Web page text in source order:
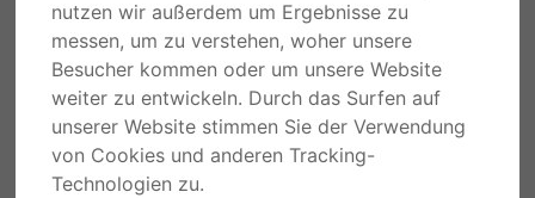
nutzen wir außerdem um Ergebnisse zu
messen, um zu verstehen, woher unsere
Besucher kommen oder um unsere Website
weiter zu entwickeln. Durch das Surfen auf
unserer Website stimmen Sie der Verwendung
von Cookies und anderen Tracking-
Technologien zu.